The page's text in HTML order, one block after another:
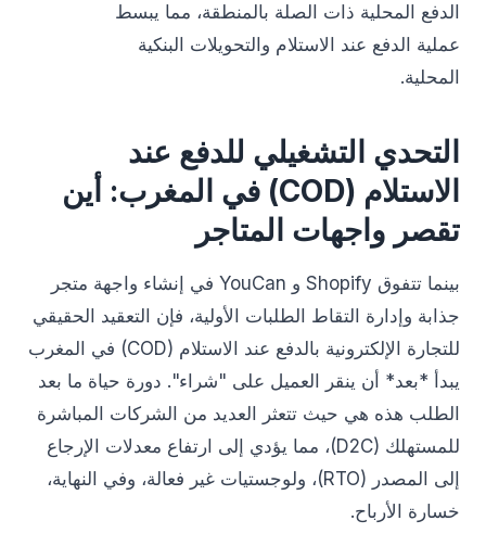
الدفع المحلية ذات الصلة بالمنطقة، مما يبسط
عملية الدفع عند الاستلام والتحويلات البنكية
المحلية.
التحدي التشغيلي للدفع عند
الاستلام (COD) في المغرب: أين
تقصر واجهات المتاجر
بينما تتفوق Shopify و YouCan في إنشاء واجهة متجر
جذابة وإدارة التقاط الطلبات الأولية، فإن التعقيد الحقيقي
للتجارة الإلكترونية بالدفع عند الاستلام (COD) في المغرب
يبدأ *بعد* أن ينقر العميل على "شراء". دورة حياة ما بعد
الطلب هذه هي حيث تتعثر العديد من الشركات المباشرة
للمستهلك (D2C)، مما يؤدي إلى ارتفاع معدلات الإرجاع
إلى المصدر (RTO)، ولوجستيات غير فعالة، وفي النهاية،
خسارة الأرباح.